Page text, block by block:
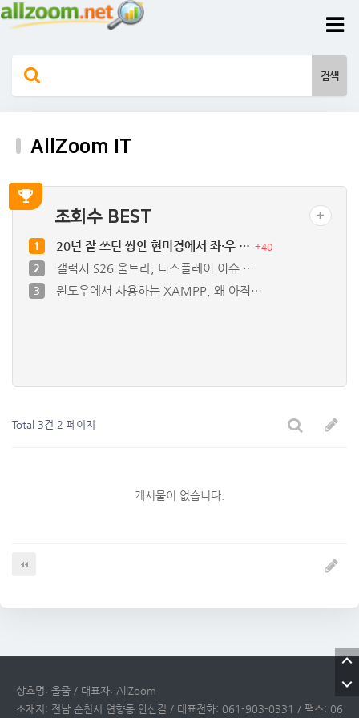
AllZoom IT
조회수 BEST
1 20년 잘 쓰던 쌍안 현미경에서 좌·우 … +40
2 갤럭시 S26 울트라, 디스플레이 이슈 …
3 윈도우에서 사용하는 XAMPP, 왜 아직…
Total 3건 2 페이지
게시물이 없습니다.
상호명: 올줌 / 대표자: AllZoom
소재지: 전남 순천시 연향동 안산길 / 대표전화: 061-903-0331 / 팩스: 06